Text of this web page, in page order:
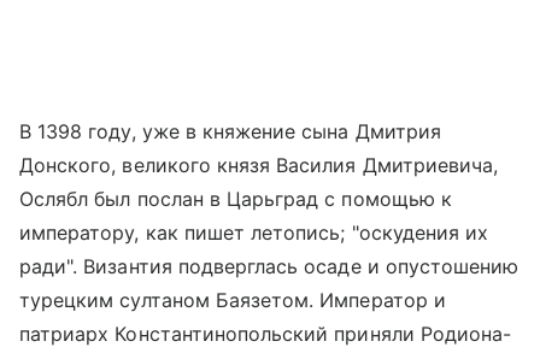
В 1398 году, уже в княжение сына Дмитрия
Донского, великого князя Василия Дмитриевича,
Ослябл был послан в Царьград с помощью к
императору, как пишет летопись; "оскудения их
ради". Византия подверглась осаде и опустошению
турецким султаном Баязетом. Император и
патриарх Константинопольский приняли Родиона-